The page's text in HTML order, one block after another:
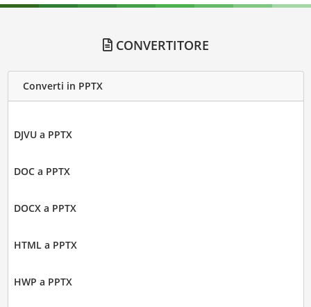
CONVERTITORE
Converti in PPTX
DJVU a PPTX
DOC a PPTX
DOCX a PPTX
HTML a PPTX
HWP a PPTX